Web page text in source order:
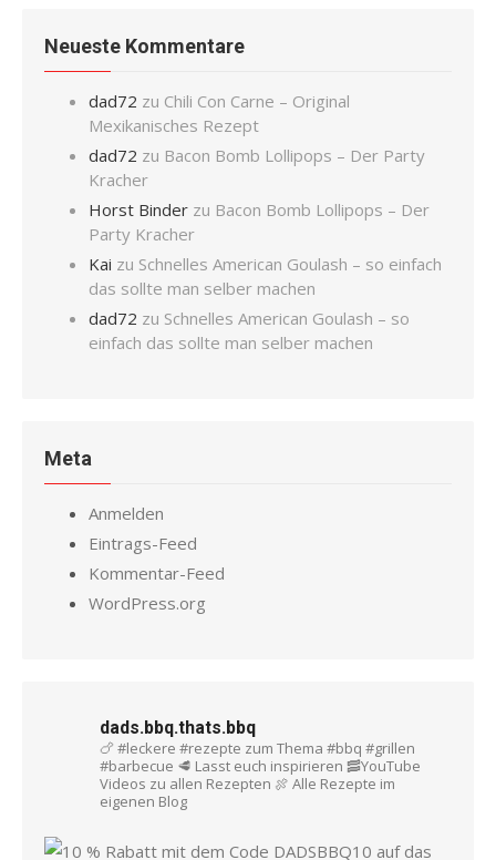
Neueste Kommentare
dad72 zu Chili Con Carne – Original
Mexikanisches Rezept
dad72 zu Bacon Bomb Lollipops – Der Party
Kracher
Horst Binder zu Bacon Bomb Lollipops – Der
Party Kracher
Kai zu Schnelles American Goulash – so einfach
das sollte man selber machen
dad72 zu Schnelles American Goulash – so
einfach das sollte man selber machen
Meta
Anmelden
Eintrags-Feed
Kommentar-Feed
WordPress.org
dads.bbq.thats.bbq
🍗 #leckere #rezepte zum Thema #bbq #grillen
#barbecue 🥩 Lasst euch inspirieren 🥓YouTube
Videos zu allen Rezepten 🍖 Alle Rezepte im
eigenen Blog